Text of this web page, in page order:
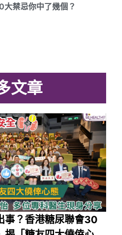
大禁忌你中了幾個？
文章
事？香港糖尿聯會30